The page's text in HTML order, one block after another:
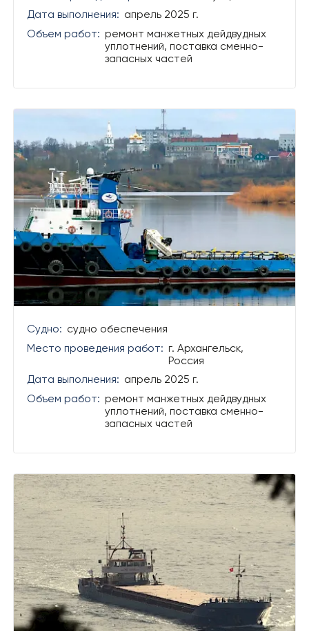
Дата выполнения: апрель 2025 г.
Объем работ: ремонт манжетных дейдвудных
уплотнений, поставка сменно-
запасных частей
Судно: судно обеспечения
Место проведения работ: г. Архангельск,
Россия
Дата выполнения: апрель 2025 г.
Объем работ: ремонт манжетных дейдвудных
уплотнений, поставка сменно-
запасных частей